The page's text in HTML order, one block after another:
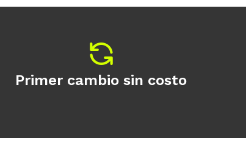
Primer cambio sin costo